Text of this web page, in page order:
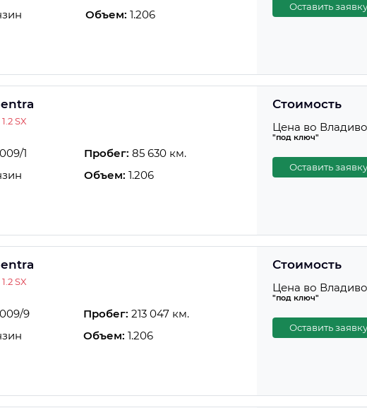
Объем: 1.206
Оставить заявку
SX
1 Пробег: 85 630 км.
Объем: 1.206
Стоимость
Цена во
"под ключ"
Оставить заявку
SX
9 Пробег: 213 047 км.
Объем: 1.206
Стоимость
Цена во
"под ключ"
Оставить заявку